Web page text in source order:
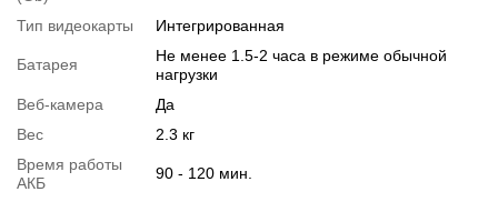
Спецификация, тесты и технические отчеты
Спецификация процессора:
Intel Core i3-7100U
Тестирование процессора:
Тип видеокарты Интегрированная
Батарея
Не менее 1.5-2 часа в режиме обычной
нагрузки
Веб-камера
Да
Вес
2.3 кг
Время работы
АКБ
90 - 120 мин.